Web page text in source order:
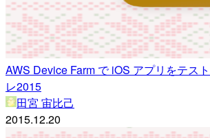
AWS Device Farm で iOS アプリをテス
レ2015
田宮 宙比己
2015.12.20